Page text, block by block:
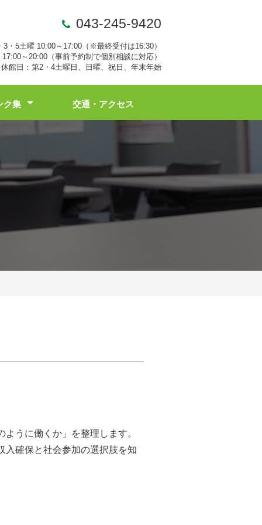
043-245-9420
・5土曜 10:00～17:00（※最終受付は16:30）
～20:00（事前予約制で個別相談に対応）
休館日：第2・4土曜日、日曜、祝日、年末年始
ク集 交通・アクセス
うに働くか」を整理します。
入確保と社会参加の選択肢を知